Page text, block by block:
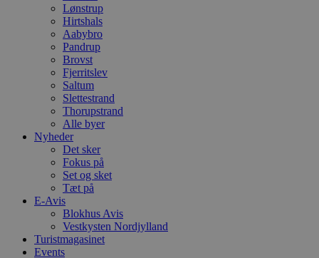
Lønstrup
Hirtshals
Aabybro
Pandrup
Brovst
Fjerritslev
Saltum
Slettestrand
Thorupstrand
Alle byer
Nyheder
Det sker
Fokus på
Set og sket
Tæt på
E-Avis
Blokhus Avis
Vestkysten Nordjylland
Turistmagasinet
Events